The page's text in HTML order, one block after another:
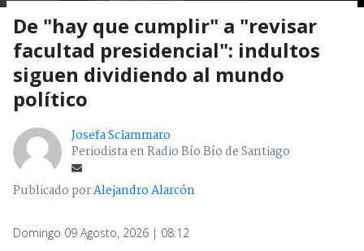
De "hay que cumplir" a "revisar
facultad presidencial": indultos
siguen dividiendo al mundo
político
Josefa Sciammaro
Periodista en Radio Bío Bío de Santiago
Publicado porAlejandro Alarcón
Domingo 09 Agosto, 2026 | 08:12